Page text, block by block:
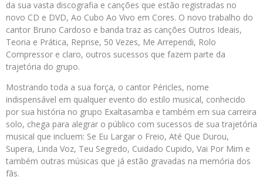
da sua vasta discografia e canções que estão registradas no
novo CD e DVD, Ao Cubo Ao Vivo em Cores. O novo trabalho do
cantor Bruno Cardoso e banda traz as canções Outros Ideais,
Teoria e Prática, Reprise, 50 Vezes, Me Arrependi, Rolo
Compressor e claro, outros sucessos que fazem parte da
trajetória do grupo.
Mostrando toda a sua força, o cantor Péricles, nome
indispensável em qualquer evento do estilo musical, conhecido
por sua história no grupo Exaltasamba e também em sua carreira
solo, chega para alegrar o público com sucessos de sua trajetória
musical que incluem: Se Eu Largar o Freio, Até Que Durou,
Supera, Linda Voz, Teu Segredo, Cuidado Cupido, Vai Por Mim e
também outras músicas que já estão gravadas na memória dos
fãs.